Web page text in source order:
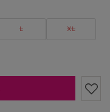
L XL